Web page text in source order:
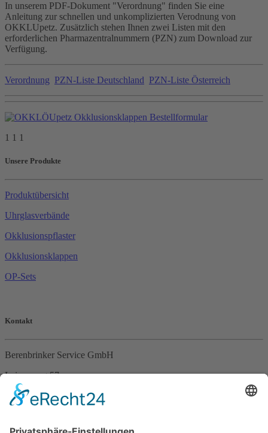
In unserem PDF-Dokument "Verordnung" finden Sie eine
Anleitung zur schnellen und unkomplizierten Verodnung von
OKKLUpetz. Zusätzlich stehen Ihnen zwei Listen mit den
erforderlichen Pharmazentralnummern (PZN) zum Download zur
Verfügung.
Verordnung PZN-Liste Deutschland PZN-Liste Österreich
1 1 1
Unsere Produkte
Produktübersicht
Uhrglasverbände
Okklusionspflaster
Okklusionsklappen
OP-Sets
Kontakt
Berenbrinker Service GmbH
Leinenweg 57
33415 Verl